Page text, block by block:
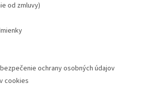
od zmluvy)
ochrany osobných údajov
cookies